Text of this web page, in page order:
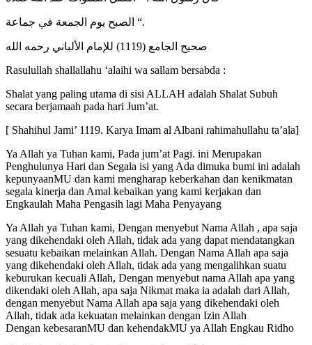
الصبح يوم الجمعة في جماعة “.
صحيح الجامع (1119) للإمام الألباني رحمه الله
Rasulullah shallallahu ‘alaihi wa sallam bersabda :
Shalat yang paling utama di sisi ALLAH adalah Shalat Subuh
secara berjamaah pada hari Jum’at.
[ Shahihul Jami’ 1119. Karya Imam al Albani rahimahullahu ta’ala]
Ya Allah ya Tuhan kami, Pada jum’at Pagi. ini Merupakan
Penghulunya Hari dan Segala isi yang Ada dimuka bumi ini adalah
kepunyaanMU dan kami mengharap keberkahan dan kenikmatan
segala kinerja dan Amal kebaikan yang kami kerjakan dan
Engkaulah Maha Pengasih lagi Maha Penyayang
Ya Allah ya Tuhan kami, Dengan menyebut Nama Allah , apa saja
yang dikehendaki oleh Allah, tidak ada yang dapat mendatangkan
sesuatu kebaikan melainkan Allah. Dengan Nama Allah apa saja
yang dikehendaki oleh Allah, tidak ada yang mengalihkan suatu
keburukan kecuali Allah, Dengan menyebut nama Allah apa yang
dikendaki oleh Allah, apa saja Nikmat maka ia adalah dari Allah,
dengan menyebut Nama Allah apa saja yang dikehendaki oleh
Allah, tidak ada kekuatan melainkan dengan Izin Allah
Dengan kebesaranMU dan kehendakMU ya Allah Engkau Ridho